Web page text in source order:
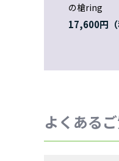
の槍ring
17,600円
よくある